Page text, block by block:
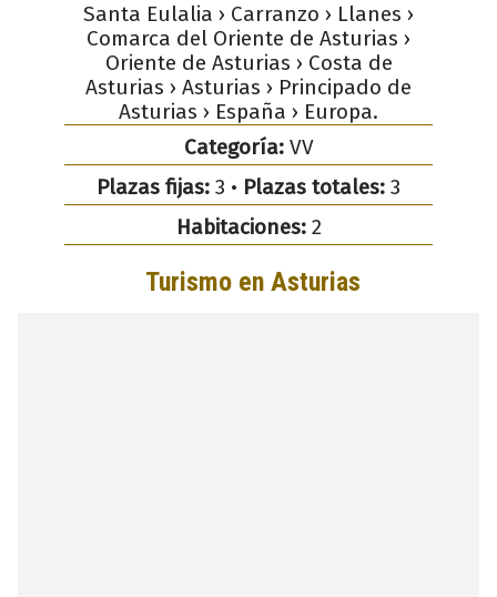
Santa Eulalia › Carranzo › Llanes ›
Comarca del Oriente de Asturias ›
Oriente de Asturias › Costa de
Asturias › Asturias › Principado de
Asturias › España › Europa.
Categoría:VV
Plazas fijas: 3 • Plazas totales: 3
Habitaciones:2